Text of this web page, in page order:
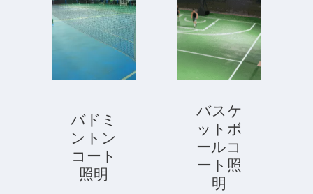
バドミ
ントン
コート
照明
バスケ
ットボ
ールコ
ート照
明